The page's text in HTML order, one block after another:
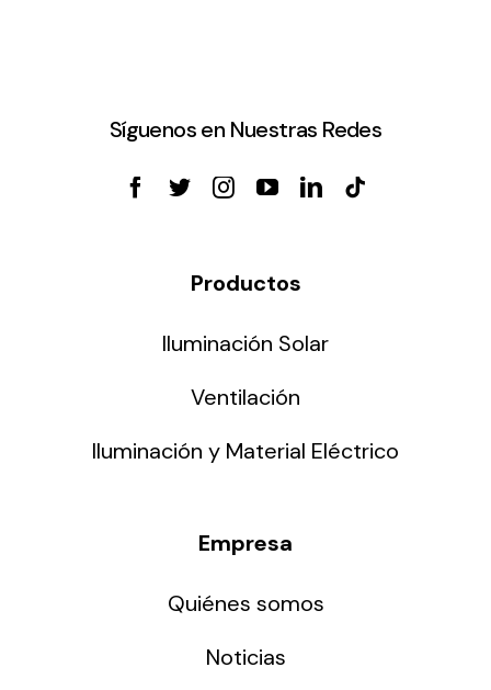
Síguenos en Nuestras Redes
Productos
Iluminación Solar
Ventilación
Iluminación y Material Eléctrico
Empresa
Quiénes somos
Noticias